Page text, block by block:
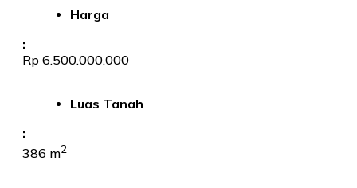
Harga
:
Rp 6.500.000.000
Luas Tanah
:
386 m2